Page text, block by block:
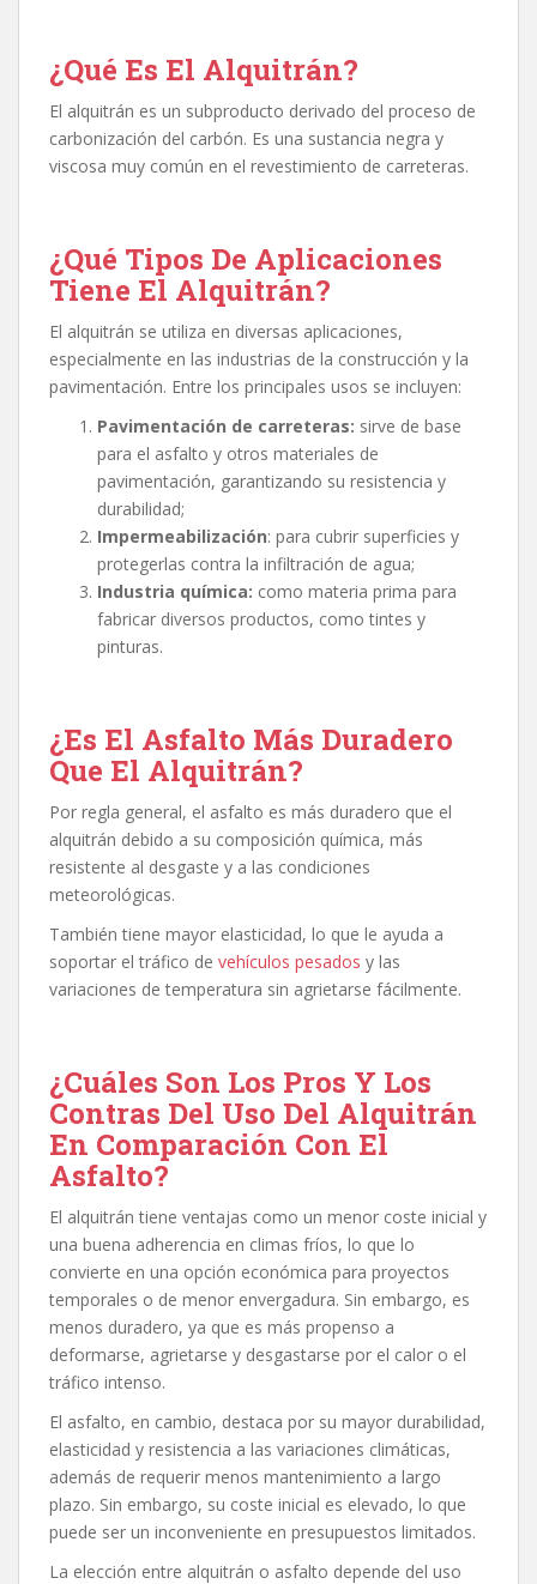
¿Qué Es El Alquitrán?
El alquitrán es un subproducto derivado del proceso de
carbonización del carbón. Es una sustancia negra y
viscosa muy común en el revestimiento de carreteras.
¿Qué Tipos De Aplicaciones
Tiene El Alquitrán?
El alquitrán se utiliza en diversas aplicaciones,
especialmente en las industrias de la construcción y la
pavimentación. Entre los principales usos se incluyen:
Pavimentación de carreteras: sirve de base
para el asfalto y otros materiales de
pavimentación, garantizando su resistencia y
durabilidad;
Impermeabilización: para cubrir superficies y
protegerlas contra la infiltración de agua;
Industria química: como materia prima para
fabricar diversos productos, como tintes y
pinturas.
¿Es El Asfalto Más Duradero
Que El Alquitrán?
Por regla general, el asfalto es más duradero que el
alquitrán debido a su composición química, más
resistente al desgaste y a las condiciones
meteorológicas.
También tiene mayor elasticidad, lo que le ayuda a
soportar el tráfico de vehículos pesados y las
variaciones de temperatura sin agrietarse fácilmente.
¿Cuáles Son Los Pros Y Los
Contras Del Uso Del Alquitrán
En Comparación Con El
Asfalto?
El alquitrán tiene ventajas como un menor coste inicial y
una buena adherencia en climas fríos, lo que lo
convierte en una opción económica para proyectos
temporales o de menor envergadura. Sin embargo, es
menos duradero, ya que es más propenso a
deformarse, agrietarse y desgastarse por el calor o el
tráfico intenso.
El asfalto, en cambio, destaca por su mayor durabilidad,
elasticidad y resistencia a las variaciones climáticas,
además de requerir menos mantenimiento a largo
plazo. Sin embargo, su coste inicial es elevado, lo que
puede ser un inconveniente en presupuestos limitados.
La elección entre alquitrán o asfalto depende del uso